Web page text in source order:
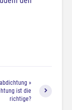
»
ist die
richtige?